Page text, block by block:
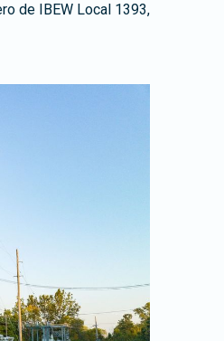
de IBEW Local 1393,